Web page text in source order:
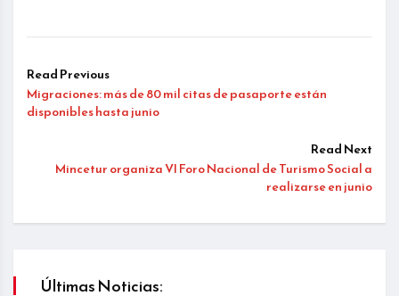
Read Previous
Migraciones: más de 80 mil citas de pasaporte están
disponibles hasta junio
Read Next
Mincetur organiza VI Foro Nacional de Turismo Social a
realizarse en junio
Últimas Noticias: